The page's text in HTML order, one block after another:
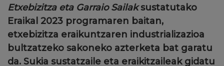
Etxebizitza eta Garraio Sailaksustatutako
Eraikal 2023 programaren baitan,
etxebizitza eraikuntzaren industrializazioa
bultzatzeko sakoneko azterketa bat garatu
da. Sukia sustatzaile eta eraikitzaileakgidatu